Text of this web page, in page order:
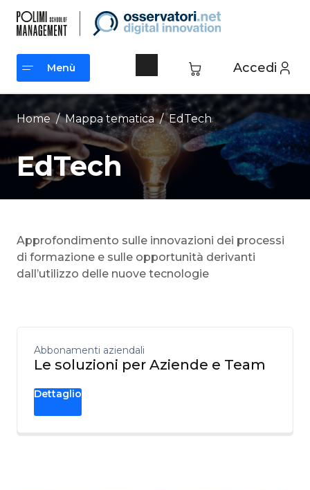
contenuto
Accedi
Menù
Menù
Home / Mappa tematica /EdTech
EdTech
Approfondimento sulle innovazioni dei processi
di formazione e sulle opportunità derivanti
dall’utilizzo delle nuove tecnologie
Abbonamenti aziendali
Le soluzioni per Aziende e Team
Dettaglio